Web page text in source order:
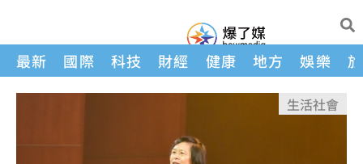
最新 國際 科技 財經 健康 地方 娛樂
生活社會